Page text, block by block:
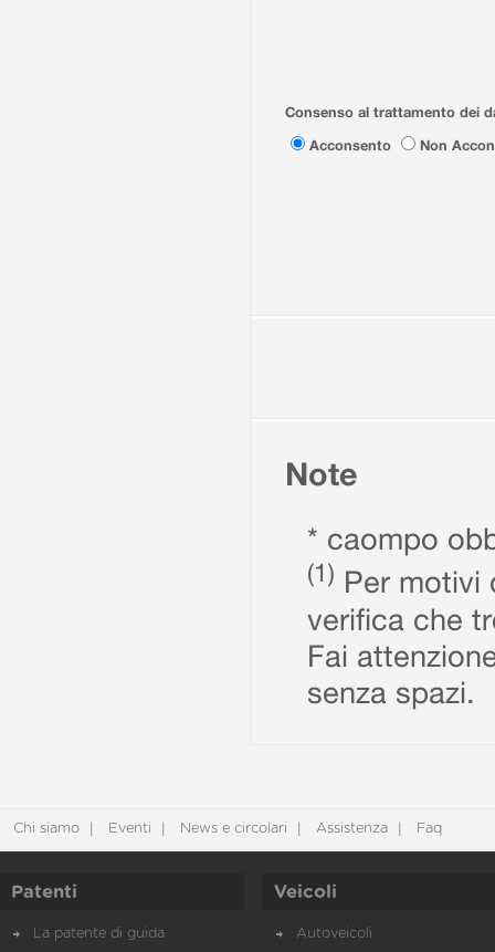
Consenso al trattamento dei
Acconsento
Non
Note
* caompo
(1) Per motivi
verifica che
Fai
senza spazi.
Chi siamo Eventi News e circolari Assistenza Faq
Patenti
La patente di guida
Veicoli
Autoveicoli